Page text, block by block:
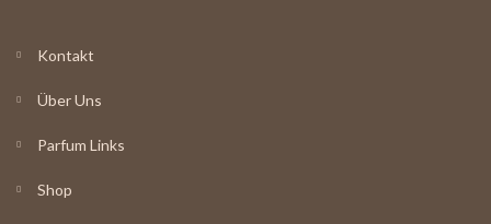
Kontakt
Über Uns
Parfum Links
Shop